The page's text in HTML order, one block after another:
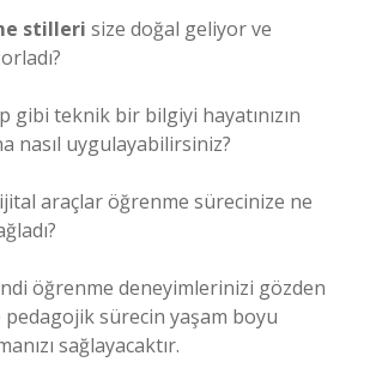
stilleri size doğal geliyor ve
gibi teknik bir bilgiyi hayatınızın
nasıl uygulayabilirsiniz?
araçlar öğrenme sürecinize ne
öğrenme deneyimlerinizi gözden
pedagojik sürecin yaşam boyu
sağlayacaktır.